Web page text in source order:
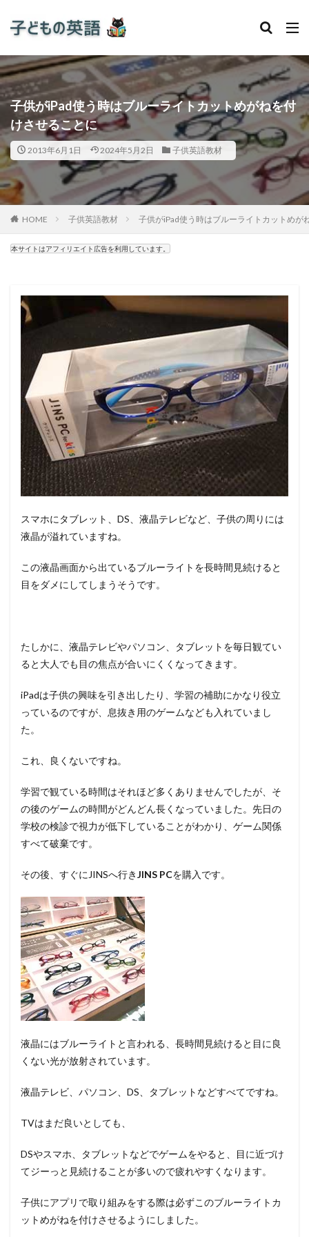
子供がiPad使う時はブルーライトカットめがねを付
けさせることに
2013年6月1日 2024年5月2日 子供英語教材
HOME 子供英語教材 子供がiPad使う時はブルーライトカットめが
本サイトはアフィリエイト広告を利用しています。
スマホにタブレット、DS、液晶テレビなど、子供の周りには
液晶が溢れていますね。
この液晶画面から出ているブルーライトを長時間見続けると
目をダメにしてしまうそうです。
たしかに、液晶テレビやパソコン、タブレットを毎日観てい
ると大人でも目の焦点が合いにくくなってきます。
iPadは子供の興味を引き出したり、学習の補助にかなり役立
っているのですが、息抜き用のゲームなども入れていまし
た。
これ、良くないですね。
学習で観ている時間はそれほど多くありませんでしたが、そ
の後のゲームの時間がどんどん長くなっていました。先日の
学校の検診で視力が低下していることがわかり、ゲーム関係
すべて破棄です。
その後、すぐにJINSへ行きJINS PCを購入です。
液晶にはブルーライトと言われる、長時間見続けると目に良
くない光が放射されています。
液晶テレビ、パソコン、DS、タブレットなどすべてですね。
TVはまだ良いとしても、
DSやスマホ、タブレットなどでゲームをやると、目に近づけ
てジーっと見続けることが多いので疲れやすくなります。
子供にアプリで取り組みをする際は必ずこのブルーライトカ
ットめがねを付けさせるようにしました。